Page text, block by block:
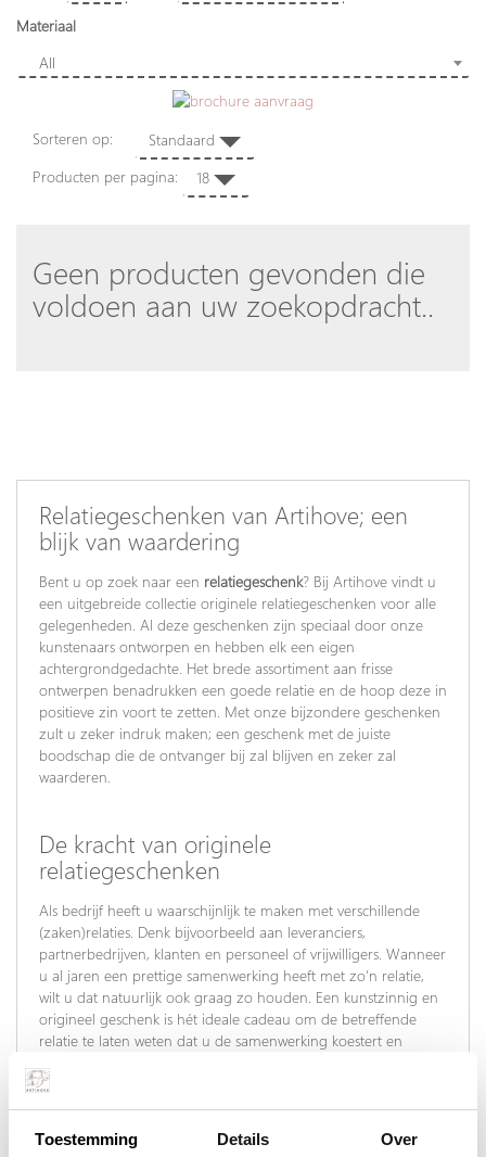
Toestemming Details Over
Materiaal
All
Sorteren op: Standaard
Producten per pagina: 18
Geen producten gevonden die
voldoen aan uw zoekopdracht..
Relatiegeschenken van Artihove; een
blijk van waardering
Bent u op zoek naar een relatiegeschenk? Bij Artihove vindt u
een uitgebreide collectie originele relatiegeschenken voor alle
gelegenheden. Al deze geschenken zijn speciaal door onze
kunstenaars ontworpen en hebben elk een eigen
achtergrondgedachte. Het brede assortiment aan frisse
ontwerpen benadrukken een goede relatie en de hoop deze in
positieve zin voort te zetten. Met onze bijzondere geschenken
zult u zeker indruk maken; een geschenk met de juiste
boodschap die de ontvanger bij zal blijven en zeker zal
waarderen.
De kracht van originele
relatiegeschenken
Als bedrijf heeft u waarschijnlijk te maken met verschillende
(zaken)relaties. Denk bijvoorbeeld aan leveranciers,
partnerbedrijven, klanten en personeel of vrijwilligers. Wanneer
u al jaren een prettige samenwerking heeft met zo’n relatie,
wilt u dat natuurlijk ook graag zo houden. Een kunstzinnig en
origineel geschenk is hét ideale cadeau om de betreffende
relatie te laten weten dat u de samenwerking koestert en
ongetwijfeld een prominent plekje krijgen en zijn een blijvende
herinnering voor de ontvanger.